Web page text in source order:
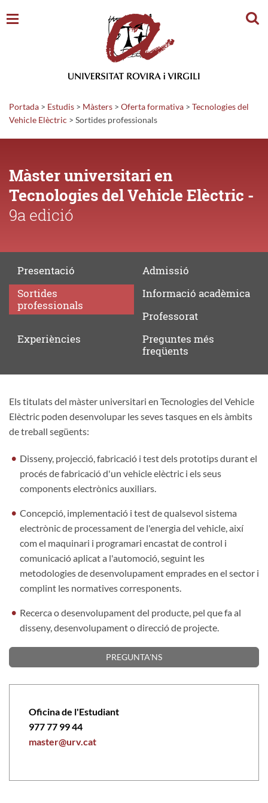
Portada > Estudis > Màsters > Oferta formativa > Tecnologies del
Vehicle Elèctric > Sortides professionals
Màster universitari en
Tecnologies del Vehicle Elèctric -
9a edició
Presentació
Admissió
Sortides
professionals
Informació acadèmica
Professorat
Experiències
Preguntesmés
freqüents
Sortides
professionals
Els titulats del màster universitari en Tecnologies del Vehicle
Elèctric poden desenvolupar les seves tasques en els àmbits
de treball següents:
Disseny, projecció, fabricació i test dels prototips durant el
procés de fabricació d'un vehicle elèctric i els seus
components electrònics auxiliars.
Concepció, implementació i test de qualsevol sistema
electrònic de processament de l'energia del vehicle, així
com el maquinari i programari encastat de control i
comunicació aplicat a l'automoció, seguint les
metodologies de desenvolupament emprades en el sector i
complint les normatives corresponents.
Recerca o desenvolupament del producte, pel que fa al
disseny, desenvolupament o direcció de projecte.
PREGUNTA'NS
Oficina de l'Estudiant
977 77 99 44
master@urv.cat